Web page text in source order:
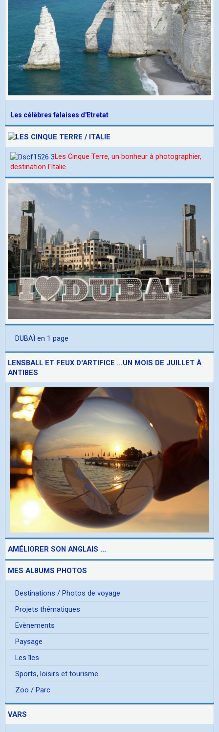
Les célèbres falaises d'Etretat
Les Cinque Terre, un bonheur à photographier,
destination l'Italie
DUBAÏ en 1 page
LENSBALL ET FEUX D'ARTIFICE ...UN MOIS DE JUILLET À
ANTIBES
AMÉLIORER SON ANGLAIS ...
MES ALBUMS PHOTOS
Destinations / Photos de voyage
Projets thématiques
Evènements
Paysage
Les îles
Sports, loisirs et tourisme
Zoo / Parc
VARS